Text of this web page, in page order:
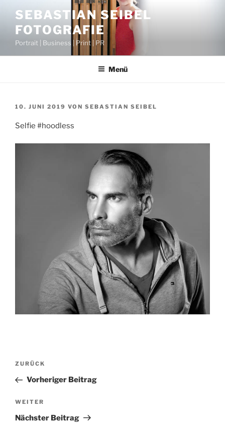
Inhalt
springen
SEBASTIAN SEIBEL
FOTOGRAFIE
Portrait | Business | Print | PR
Menü
VERÖFFENTLICHT
10. JUNI 2019 VON SEBASTIAN SEIBEL
Selfie #hoodless
Beitragsnavigation
Vorheriger
Beitrag
ZURÜCK
Vorheriger Beitrag
Nächster
Beitrag
WEITER
Nächster Beitrag